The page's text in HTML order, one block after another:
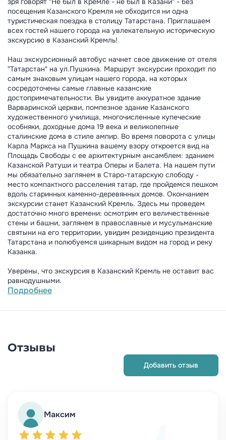
посещения Казанского Кремля не обходится ни одна
туристическая поездка в столицу Татарстана. Приглашаем
всех гостей нашего города на увлекательную историческую
экскурсию в Казанский Кремль!
Наш экскурсионный автобус начнет свое движение от отеля
"Татарстан" на ул.Пушкина. Маршрут экскурсии проходит по
самым знаковым улицам нашего города, на которых
сосредоточены самые главные казанские
достопримечательности. Вы увидите аккуратное здание
Варваринской церкви, помпезное здание Казанского
художественного училища, многочисленные купеческие
особняки, доходные дома 19 века и великолепные
сталинские дома в стиле ампир. Во время поворота с улицы
Карла Маркса на Пушкина вашему взору откроется вид на
Площадь Свободы с ее архитектурным ансамблем: зданием
Казанской Ратуши и театра Оперы и Балета. На нашем пути
мы обязательно заглянем в Старо-татарскую слободу -
место компактного расселения татар, где пройдемся пешком
вдоль старинных каменно-деревянных домов. Окончанием
экскурсии станет Казанский Кремль. Здесь мы проведем
достаточно много времени: осмотрим его величественные
стены и башни, заглянем в православные и мусульманские
святыни на его территории, увидим резиденцию президента
Татарстана и полюбуемся шикарным видом на город и реку
Казанка.
Уверены, что экскурсия в Казанский Кремль не оставит вас
равнодушными.
Подробнее
Отзывы
Добавить отзыв
Максим